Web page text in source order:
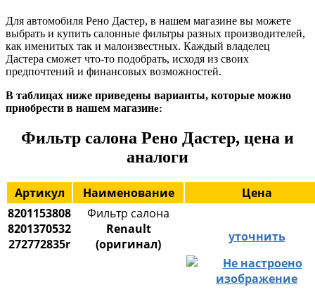
Для автомобиля Рено Дастер, в нашем магазине вы можете
выбрать и купить салонные фильтры разных производителей,
как именитых так и малоизвестных. Каждый владелец
Дастера сможет что-то подобрать, исходя из своих
предпочтений и финансовых возможностей.
В таблицах ниже приведены варианты, которые можно
приобрести в нашем магазине:
Фильтр салона Рено Дастер, цена и
аналоги
Артикул Наименование
Цена
8201153808
8201370532
272772835r
Фильтр салона
Renault
(оригинал)
уточнить